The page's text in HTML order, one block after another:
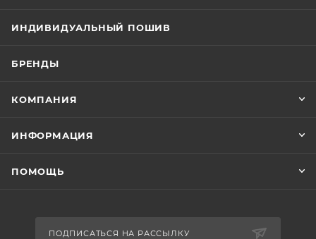
ИНДИВИДУАЛЬНЫЙ ПОШИВ
БРЕНДЫ
КОМПАНИЯ
ИНФОРМАЦИЯ
ПОМОЩЬ
ПОДПИСАТЬСЯ НА РАССЫЛКУ